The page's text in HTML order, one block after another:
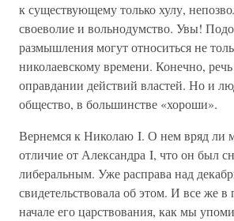
к существующему только хулу,
своеволие и вольнодумство. Увы!
размышления могут относиться не
николаевскому времени. Конечно,
оправдании действий властей. Но и
общество, в большинстве «хороши».
Вернемся к Николаю I. О нем вряд ли
отличие от Александра I, что он был
либеральным. Уже расправа над
свидетельствовала об этом. И все же в
начале его царствования, как мы